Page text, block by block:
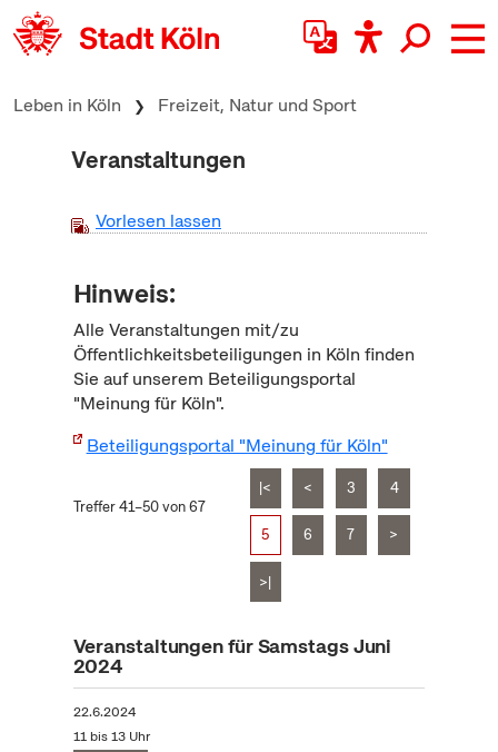
zum Inhalt springen
Leben in Köln Freizeit, Natur und Sport
Veranstaltungen
Vorlesen lassen
Hinweis:
Alle Veranstaltungen mit/zu
Öffentlichkeitsbeteiligungen in Köln finden
Sie auf unserem Beteiligungsportal
"Meinung für Köln".
Beteiligungsportal "Meinung für Köln"
Treffer 41–50 von 67
|< < 3 4
5 6 7 >
>|
Veranstaltungen für Samstags Juni
2024
22.6.2024
11 bis 13 Uhr